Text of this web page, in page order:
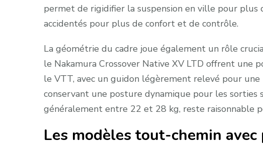
permet de rigidifier la suspension en ville pour plus
accidentés pour plus de confort et de contrôle.
La géométrie du cadre joue également un rôle
le Nakamura Crossover Native XV LTD offrent
le VTT, avec un guidon légèrement relevé pour
conservant une posture dynamique pour les sorties
généralement entre 22 et 28 kg, reste raisonnable
Les modèles tout-chemin